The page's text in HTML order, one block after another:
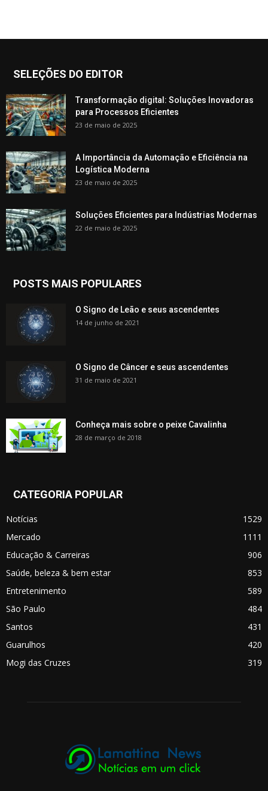
SELEÇÕES DO EDITOR
Transformação digital: Soluções Inovadoras
para Processos Eficientes
23 de maio de 2025
A Importância da Automação e Eficiência na
Logística Moderna
23 de maio de 2025
Soluções Eficientes para Indústrias Modernas
22 de maio de 2025
POSTS MAIS POPULARES
O Signo de Leão e seus ascendentes
14 de junho de 2021
O Signo de Câncer e seus ascendentes
31 de maio de 2021
Conheça mais sobre o peixe Cavalinha
28 de março de 2018
CATEGORIA POPULAR
Notícias
1529
Mercado
1111
Educação & Carreiras
906
Saúde, beleza & bem estar
853
Entretenimento
589
São Paulo
484
Santos
431
Guarulhos
420
Mogi das Cruzes
319